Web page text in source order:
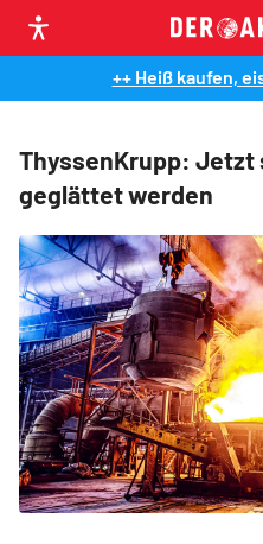
++ Heiß kaufen,
ThyssenKrupp: Jetzt
geglättet werden